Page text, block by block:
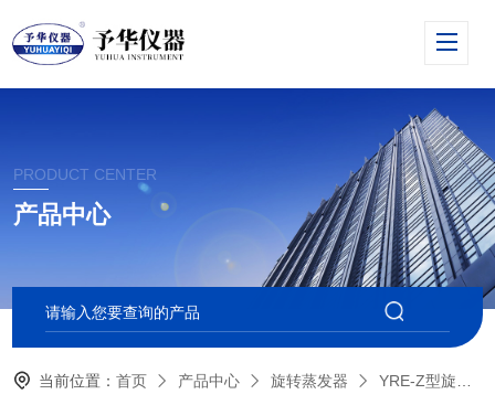
PRODUCT CENTER
产品中心
当前位置：首页 产品中心 旋转蒸发器 YRE-Z型旋蒸